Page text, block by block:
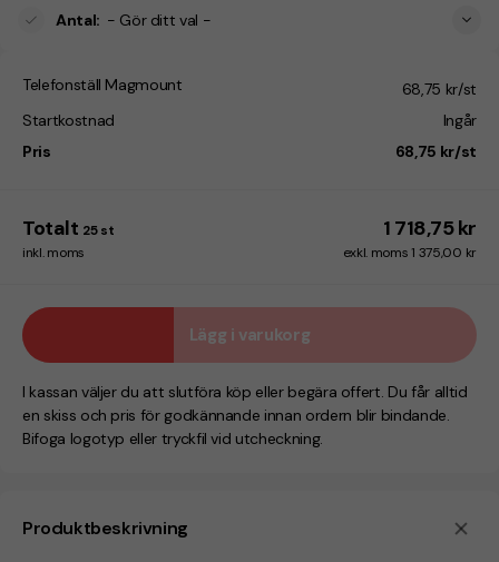
Produktbeskrivning
Antal: - Gör ditt val -
Telefonställ Magmount
68,75 kr/st
Startkostnad
Ingår
Pris
68,75 kr/st
Totalt 25 st 1 718,75 kr
inkl. moms exkl. moms 1 375,00 kr
Lägg i varukorg
I kassan väljer du att slutföra köp eller begära offert. Du får alltid
en skiss och pris för godkännande innan ordern blir bindande.
Bifoga logotyp eller tryckfil vid utcheckning.